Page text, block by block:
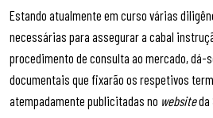
Estando atualmente em curso várias
necessárias para assegurar a cabal
procedimento de consulta ao mercado, dá-
documentais que fixarão os respetivos
atempadamente publicitadas no websiteda